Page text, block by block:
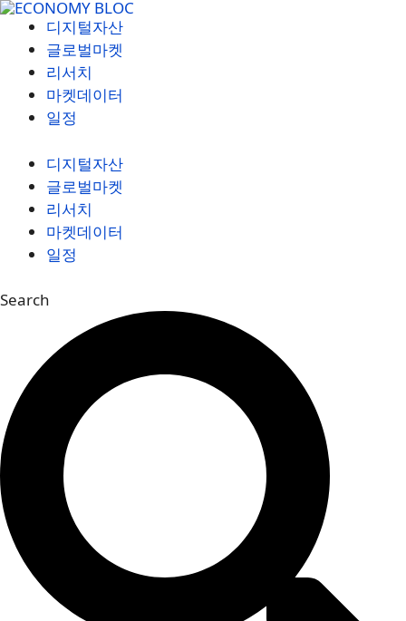
컨
디지털자산
글로벌마켓
리서치
마켓데이터
일정
디지털자산
글로벌마켓
리서치
마켓데이터
일정
Search